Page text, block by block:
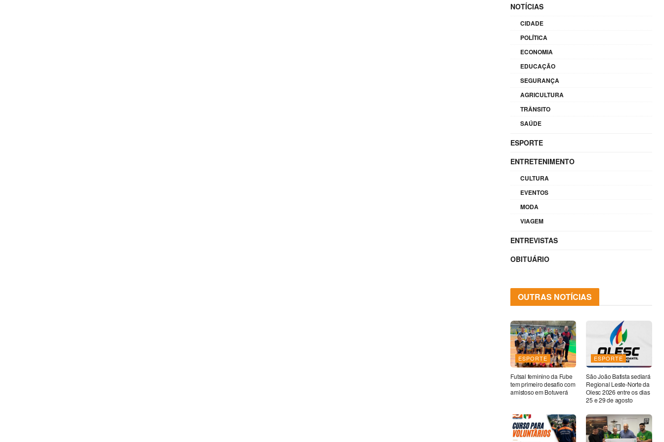
NOTÍCIAS
CIDADE
POLÍTICA
ECONOMIA
EDUCAÇÃO
SEGURANÇA
AGRICULTURA
TRÂNSITO
SAÚDE
ESPORTE
ENTRETENIMENTO
CULTURA
EVENTOS
MODA
VIAGEM
ENTREVISTAS
OBITUÁRIO
OUTRAS NOTÍCIAS
ESPORTE
Futsal feminino da Fube
tem primeiro desafio com
amistoso em Botuverá
ESPORTE
São João Batista sediará
Regional Leste-Norte da
Olesc 2026 entre os dias
25 e 29 de agosto